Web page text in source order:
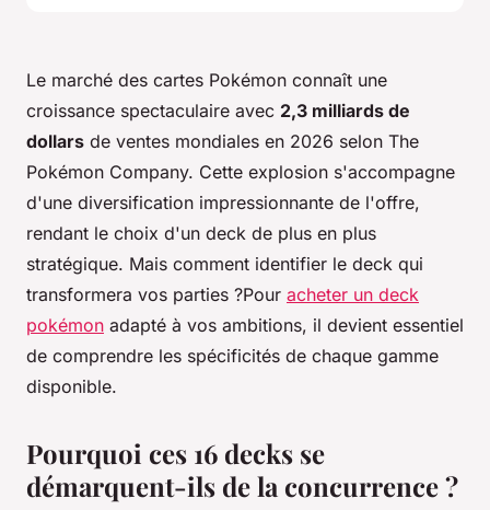
Le marché des cartes Pokémon connaît une
croissance spectaculaire avec 2,3 milliards de
dollars de ventes mondiales en 2026 selon The
Pokémon Company. Cette explosion s'accompagne
d'une diversification impressionnante de l'offre,
rendant le choix d'un deck de plus en plus
stratégique. Mais comment identifier le deck qui
transformera vos parties ?Pour acheter un deck
pokémon adapté à vos ambitions, il devient essentiel
de comprendre les spécificités de chaque gamme
disponible.
Pourquoi ces 16 decks se
démarquent-ils de la concurrence ?